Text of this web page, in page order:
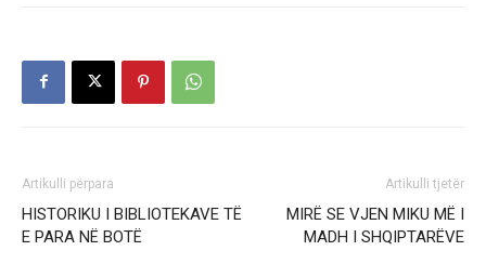
Artikulli përpara
HISTORIKU I BIBLIOTEKAVE TË
E PARA NË BOTË
Artikulli tjetër
MIRË SE VJEN MIKU MË I
MADH I SHQIPTARËVE